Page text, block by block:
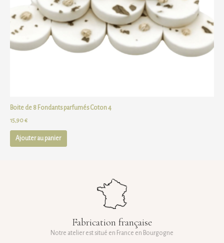
Boite de 8 Fondants parfumés Coton 4
15,90€
Ajouter au panier
Fabrication française
Notre atelier est situé en France en Bourgogne